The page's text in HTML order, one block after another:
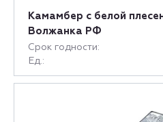
Камамбер с белой
Волжанка РФ
Срок годности:
Ед.: